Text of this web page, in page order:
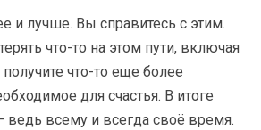
и лучше. Вы справитесь с этим.
что-то на этом пути, включая
что-то еще более
для счастья. В итоге
ведь всему и всегда своё время.